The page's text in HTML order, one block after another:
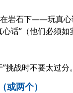
岩石下——玩真心
心话”（他们必须
挑战时不要太过分。
或两个）